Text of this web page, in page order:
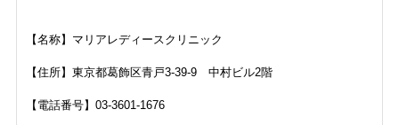
【名称】マリアレディースクリニック
【住所】 東京都葛飾区青戸3-39-9 中村ビル2階
【電話番号】 03-3601-1676